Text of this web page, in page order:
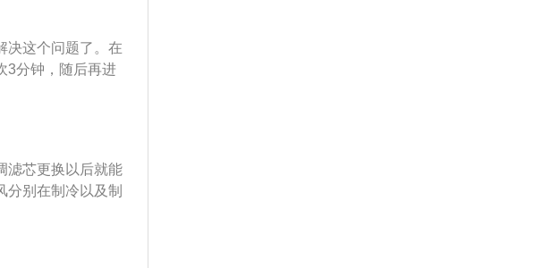
型有两种，一款
发动机。1.0升的
，峰值扭矩是170
匹配的时候6速手
，峰值扭矩是
决这个问题了。在
3分钟，随后再进
毫米，宽度是176
X的设计符号，
外挂式备胎，是
的4.9秒字样。动
后桥位置分别安装
足够的动力。
滤芯更换以后就能
分别在制冷以及制
空调内空气中的
身体健康。另外